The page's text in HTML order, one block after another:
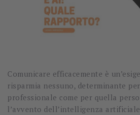
Comunicare efficacemente è
risparmia nessuno, determinante
professionale come per quella
l’avvento dell’intelligenza